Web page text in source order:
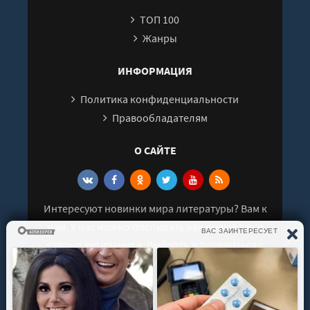
ТОП 100
Жанры
ИНФОРМАЦИЯ
Политика конфиденциальности
Правообладателям
О САЙТЕ
Интересуют новинки мира литературы? Вам к
нам. У нас можно послушать как новые так и
старые аудиокниги. Выбрать и поделиться с
друзьями лучшими аудиокнигами!